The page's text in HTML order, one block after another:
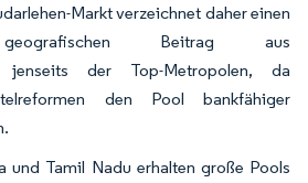
Markt verzeichnet daher einen
geografischen Beitrag aus
jenseits der Top-Metropolen, da
den Pool bankfähiger
und Tamil Nadu erhalten große Pools